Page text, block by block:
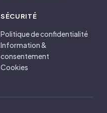
SÉCURITÉ
Politique de confidentialité
Information &
consentement
Cookies